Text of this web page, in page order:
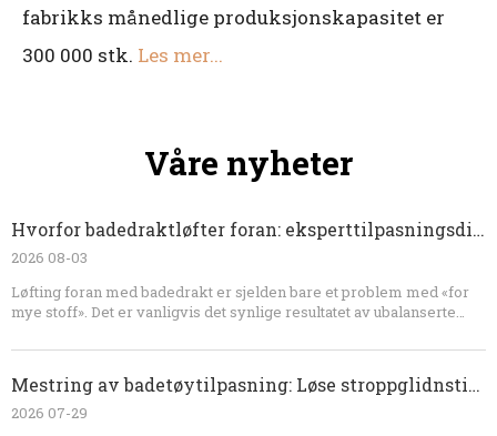
fabrikks månedlige produksjonskapasitet er
300 000 stk. Les mer...
Våre nyheter
Hvorfor badedraktløfter foran: eksperttilpasningsdiagnose og OEM-løsninger
2026 08-03
Løfting foran med badedrakt er sjelden bare et problem med «for
mye stoff». Det er vanligvis det synlige resultatet av ubalanserte
stropper, strikk, fôr og stoffgjenvinning. Ved å teste plagget
bedre komfort, dekning, utseende og produksjonskonsistens. For
utvikling av OEM-badetøy er tidlig teknisk gjennomgang den mest
Mestring av badetøytilpasning: Løse stroppglidnstillingen=min?
2026 07-29